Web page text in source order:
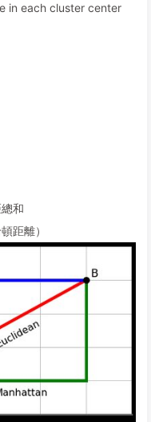
in each cluster center
和
距離）